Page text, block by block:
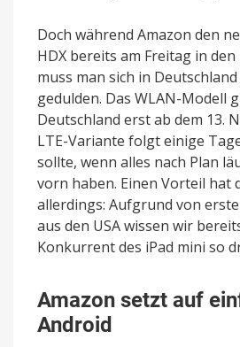
Doch während Amazon den
HDX bereits am Freitag in
muss man sich in
gedulden. Das WLAN-Modell
Deutschland erst ab dem 13.
LTE-Variante folgt einige
sollte, wenn alles nach Plan
vorn haben. Einen Vorteil hat
allerdings: Aufgrund von
aus den USA wissen wir
Konkurrent des iPad mini so
Amazon setzt auf
Android